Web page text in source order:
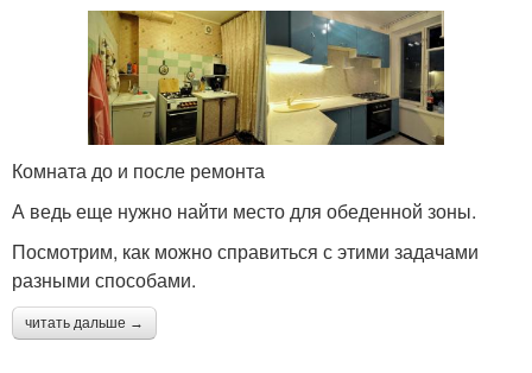
Комната до и после ремонта
А ведь еще нужно найти место для обеденной зоны.
Посмотрим, как можно справиться с этими задачами
разными способами.
читать дальше →